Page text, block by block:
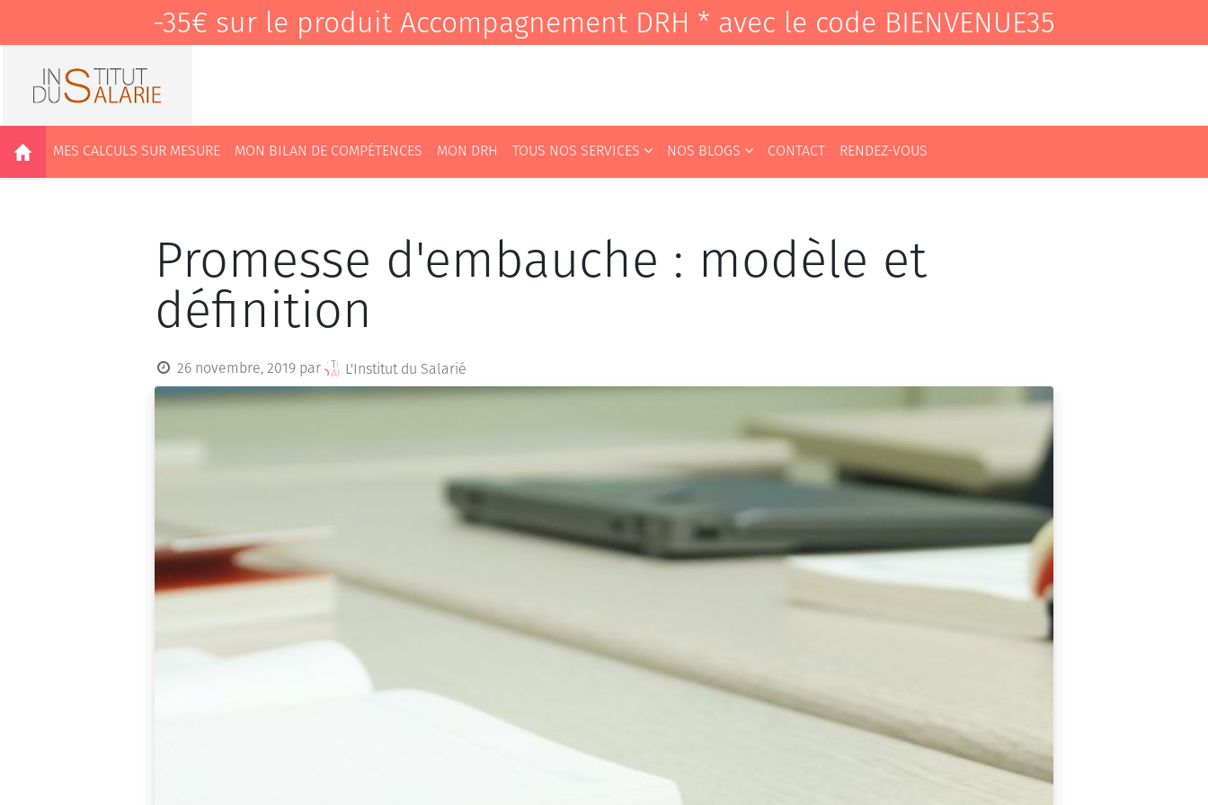
-35€ sur le produit Accompagnement DRH * avec le code BIENVENUE35
MES CALCULS SUR MESURE MON BILAN DE COMPÉTENCES MON DRH TOUS NOS SERVICES NOS BLOGS CONTACT RENDEZ-VOUS
Promesse d'embauche : modèle et
définition
26 novembre, 2019 par L'Institut du Salarié